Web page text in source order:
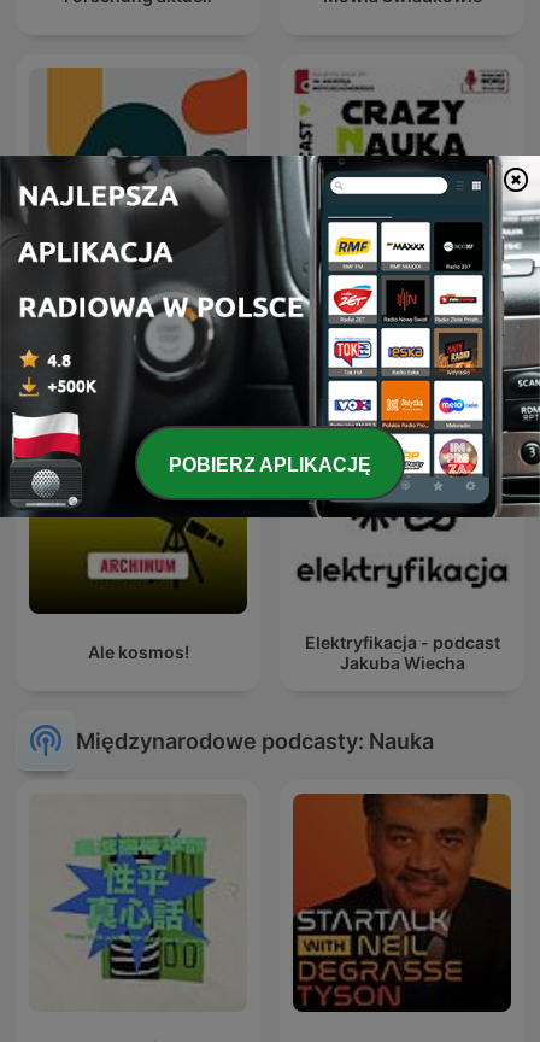
Entiende Tu Mente Crazy Nauka
Ale kosmos!
Elektryfikacja - podcast
Jakuba Wiecha
Międzynarodowe podcasty: Nauka
POBIERZ APLIKACJĘ